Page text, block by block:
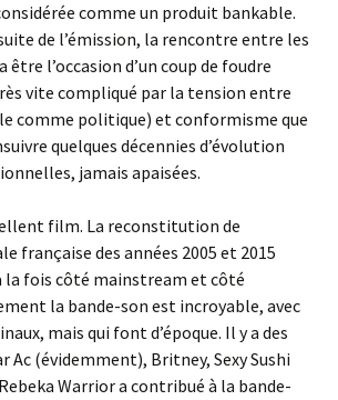
comme un produit bankable.
de l’émission, la rencontre entre les
être l’occasion d’un coup de foudre
vite compliqué par la tension entre
comme politique) et conformisme que
quelques décennies d’évolution
jamais apaisées.
film. La reconstitution de
française des années 2005 et 2015
la fois côté mainstream et côté
la bande-son est incroyable, avec
mais qui font d’époque. Il y a des
Ac (évidemment), Britney, Sexy Sushi
Warrior a contribué à la bande-